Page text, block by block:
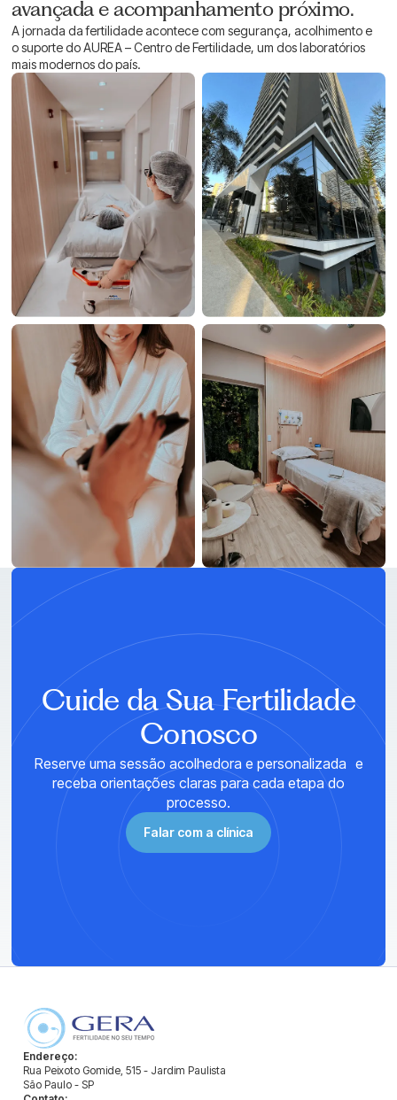
avançada e acompanhamento próximo.
A jornada da fertilidade acontece com segurança, acolhimento e
o suporte do AUREA – Centro de Fertilidade, um dos laboratórios
mais modernos do país.
Cuide da Sua Fertilidade
Conosco
Reserve uma sessão acolhedora e personalizada e
receba orientações claras para cada etapa do
processo.
Falar com a clínica
Endereço:
Rua Peixoto Gomide, 515 - Jardim Paulista
São Paulo - SP